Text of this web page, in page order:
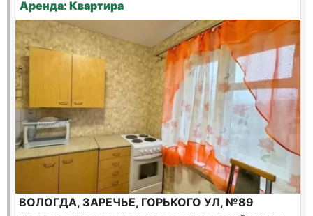
Аренда: Квартира
ВОЛОГДА, ЗАРЕЧЬЕ, ГОРЬКОГО УЛ, №89